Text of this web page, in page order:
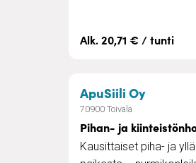
Alk. 20,71 € / tunti
ApuSiili Oy–
70900 Toivala
Pihan- ja
Kausittaiset piha- ja